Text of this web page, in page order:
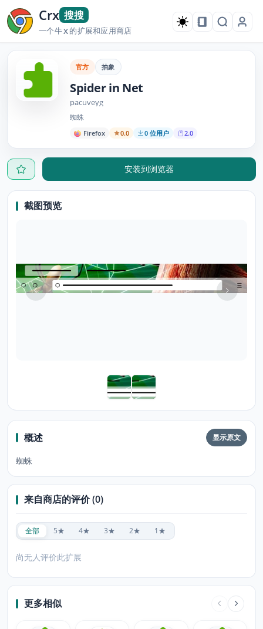
Crx 搜搜
一个牛X的扩展和应用商店
官方 抽象
Spider in Net
pacuveyg
蜘蛛
Firefox 0.0 0 位用户 2.0
安装到浏览器
截图预览
概述 显示原文
蜘蛛
来自商店的评价 (0)
全部 5★ 4★ 3★ 2★ 1★
尚无人评价此扩展
更多相似